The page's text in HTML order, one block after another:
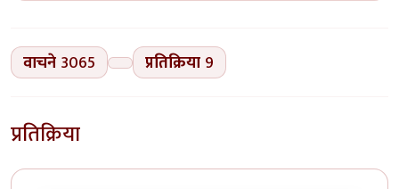
वाचने 3065 प्रतिक्रिया 9
प्रतिक्रिया